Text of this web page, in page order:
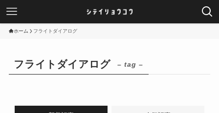
ホーム フライトダイアログ
フライトダイアログ – tag –